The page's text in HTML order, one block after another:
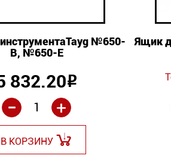
№650-
B, №650-E
832.20Р
+
-
В КОРЗИНУ
Ящик